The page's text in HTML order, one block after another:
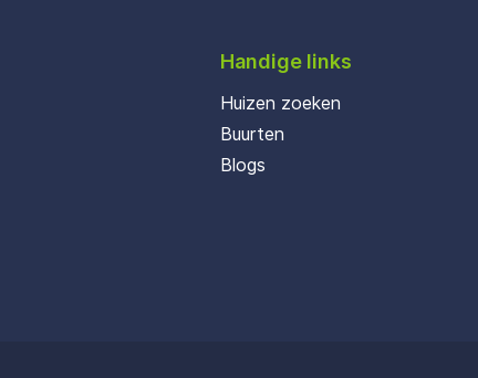
Handige links
Huizen zoeken
Buurten
Blogs